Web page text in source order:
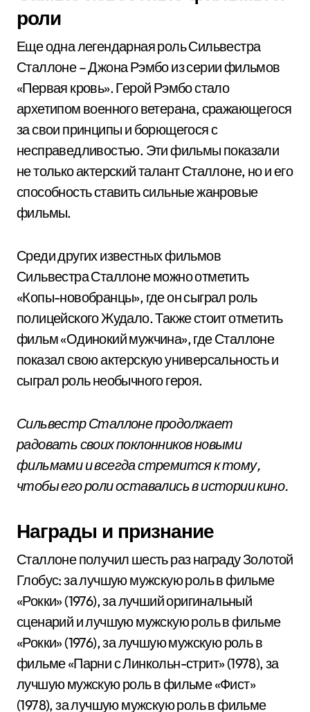
роли
Еще одна легендарная роль Сильвестра
Сталлоне – Джона Рэмбо из серии фильмов
«Первая кровь». Герой Рэмбо стало
архетипом военного ветерана, сражающегося
за свои принципы и борющегося с
несправедливостью. Эти фильмы показали
не только актерский талант Сталлоне, но и его
способность ставить сильные жанровые
фильмы.
Среди других известных фильмов
Сильвестра Сталлоне можно отметить
«Копы-новобранцы», где он сыграл роль
полицейского Жудало. Также стоит отметить
фильм «Одинокий мужчина», где Сталлоне
показал свою актерскую универсальность и
сыграл роль необычного героя.
Сильвестр Сталлоне продолжает
радовать своих поклонников новыми
фильмами и всегда стремится к тому,
чтобы его роли оставались в истории кино.
Награды и признание
Сталлоне получил шесть раз награду Золотой
Глобус: за лучшую мужскую роль в фильме
«Рокки» (1976), за лучший оригинальный
сценарий и лучшую мужскую роль в фильме
«Рокки» (1976), за лучшую мужскую роль в
фильме «Парни с Линкольн-стрит» (1978), за
лучшую мужскую роль в фильме «Фист»
(1978), за лучшую мужскую роль в фильме